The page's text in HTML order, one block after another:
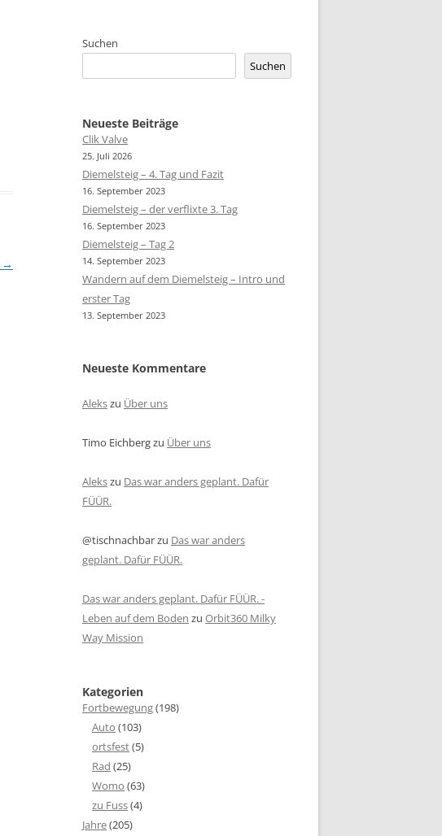
→
Suchen
Suchen
Neueste Beiträge
Clik Valve
25. Juli 2026
Diemelsteig – 4. Tag und Fazit
16. September 2023
Diemelsteig – der verflixte 3. Tag
16. September 2023
Diemelsteig – Tag 2
14. September 2023
Wandern auf dem Diemelsteig – Intro und
erster Tag
13. September 2023
Neueste Kommentare
Alekszu Über uns
Timo Eichbergzu Über uns
Alekszu Das war anders geplant. Dafür
FÜÜR.
@tischnachbarzu Das war anders
geplant. Dafür FÜÜR.
Das war anders geplant. Dafür FÜÜR. -
Leben auf dem Boden zu Orbit360 Milky
Way Mission
Kategorien
Fortbewegung(198)
Auto (103)
ortsfest(5)
Rad (25)
Womo (63)
zu Fuss(4)
Jahre(205)